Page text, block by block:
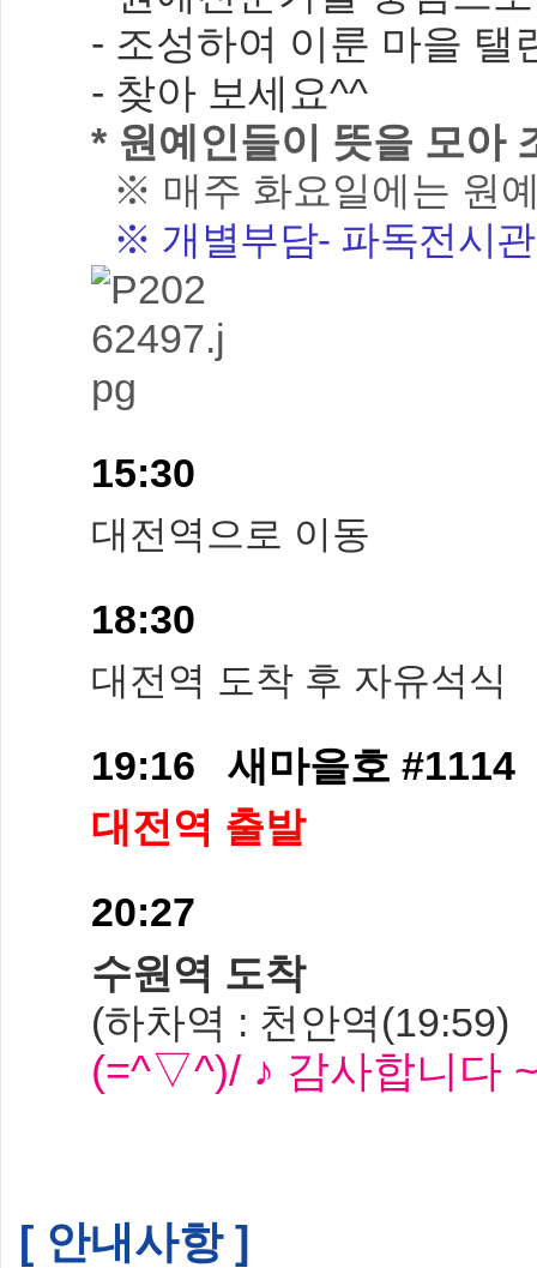
- 조성하여 이룬 마을 탤
- 찾아 보세요^^
* 원예인들이 뜻을 모아
※ 매주 화요일에는 원
※ 개별부담- 파독전시
15:30
대전역으로 이동
18:30
대전역 도착 후 자유석식
19:16 새마을호 #1114
대전역 출발
20:27
수원역 도착
(하차역 : 천안역(19:59)
(=^▽^)/ ♪ 감사합니다
[ 안내사항 ]